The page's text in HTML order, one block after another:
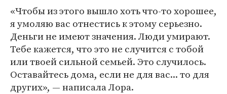
«Чтобы из этого вышло хоть что-то хорошее,
я умоляю вас отнестись к этому серьезно.
Деньги не имеют значения. Люди умирают.
Тебе кажется, что это не случится с тобой
или твоей сильной семьей. Это случилось.
Оставайтесь дома, если не для вас... то для
других», — написала Лора.